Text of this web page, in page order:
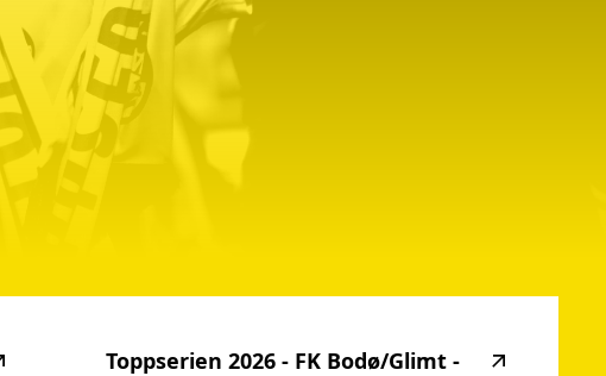
Toppserien 2026 - FK Bodø/Glimt -